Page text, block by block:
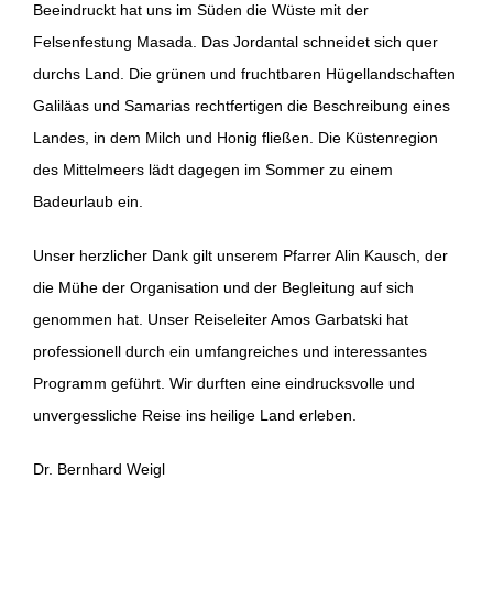
Beeindruckt hat uns im Süden die Wüste mit der
Felsenfestung Masada. Das Jordantal schneidet sich quer
durchs Land. Die grünen und fruchtbaren Hügellandschaften
Galiläas und Samarias rechtfertigen die Beschreibung eines
Landes, in dem Milch und Honig fließen. Die Küstenregion
des Mittelmeers lädt dagegen im Sommer zu einem
Badeurlaub ein.
Unser herzlicher Dank gilt unserem Pfarrer Alin Kausch, der
die Mühe der Organisation und der Begleitung auf sich
genommen hat. Unser Reiseleiter Amos Garbatski hat
professionell durch ein umfangreiches und interessantes
Programm geführt. Wir durften eine eindrucksvolle und
unvergessliche Reise ins heilige Land erleben.
Dr. Bernhard Weigl